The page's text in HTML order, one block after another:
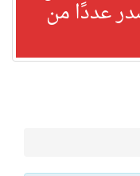
عددًا من